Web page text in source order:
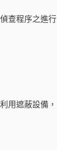
查程序之進行
用遮蔽設備，